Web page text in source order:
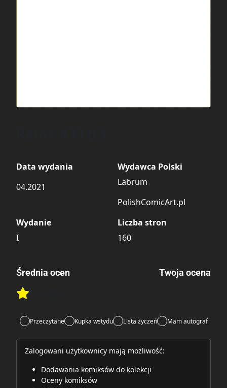
Data wydania
04.2021
Wydawca Polski
Labrum
PolishComicArt.pl
Wydanie
I
Liczba stron
160
Średnia ocen
Rate this item:
Twoja ocena
Przeczytane Kupka wstydu Lista życzeń Mam autograf
Zalogowani użytkownicy mają możliwość:
Dodawania komiksów do kolekcji
Oceny komiksów